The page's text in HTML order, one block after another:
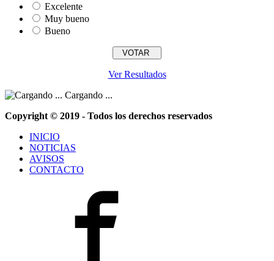
Excelente
Muy bueno
Bueno
Ver Resultados
Cargando ...
Copyright © 2019 - Todos los derechos reservados
INICIO
NOTICIAS
AVISOS
CONTACTO